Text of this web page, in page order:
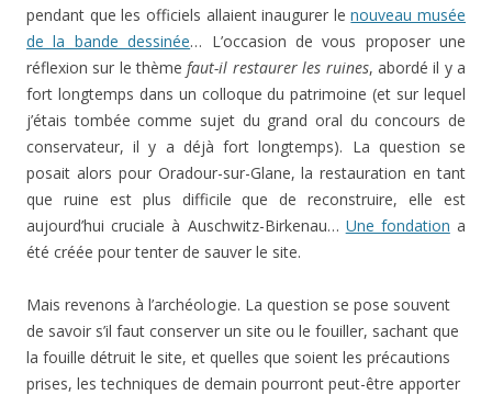
pendant que les officiels allaient inaugurer lenouveau musée
de la bande dessinée… L’occasion de vous proposer une
réflexion sur le thèmefaut-il restaurer les ruines, abordé il y a
fort longtemps dans un colloque du patrimoine (et sur lequel
j’étais tombée comme sujet du grand oral du concours de
conservateur, il y a déjà fort longtemps). La question se
posait alors pour Oradour-sur-Glane, la restauration en tant
que ruine est plus difficile que de reconstruire, elle est
aujourd’hui cruciale à Auschwitz-Birkenau… Une fondation a
été créée pour tenter de sauver le site.
Mais revenons à l’archéologie. La question se pose souvent
de savoir s’il faut conserver un site ou le fouiller, sachant que
la fouille détruit le site, et quelles que soient les précautions
prises, les techniques de demain pourront peut-être apporter